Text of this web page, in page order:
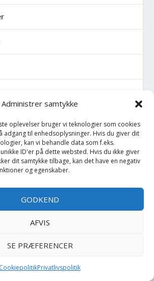
Administrer samtykke
oplevelser bruger vi teknologier som cookies
adgang til enhedsoplysninger. Hvis du giver dit
kan vi behandle data som f.eks.
ID'er på dette websted. Hvis du ikke giver
dit samtykke tilbage, kan det have en negativ
og egenskaber.
GODKEND
AFVIS
SE PRÆFERENCER
CookiepolitikPrivatlivspolitik